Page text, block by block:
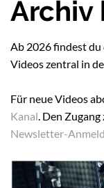
Archiv
Ab 2026 findest du
Videos zentral in
Für neue Videos
Kanal. Den
Newsletter-